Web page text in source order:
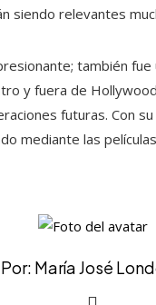
siendo relevantes
también fue
y fuera de
futuras. Con
mediante las
Por: María José